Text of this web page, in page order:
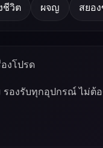
ชีวิต ผจญ สยอ
งโปรด
องรับทุกอุปกรณ์ ไม่ต้